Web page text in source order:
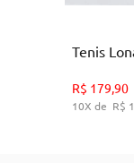
Tenis
R$ 179,90
10 R$